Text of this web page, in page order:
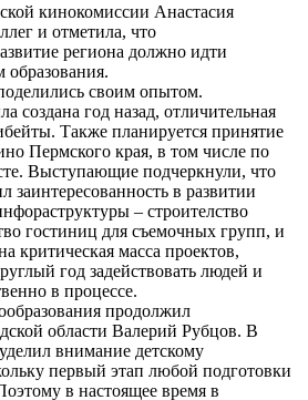
кинокомиссии Анастасия
и отметила, что
региона должно идти
образования.
своим опытом.
создана год назад, отличительная
Также планируется принятие
Пермского края, в том числе по
Выступающие подчеркнули, что
заинтересованность в развитии
– строителство
гостиниц для съемочных групп, и
критическая масса проектов,
год задействовать людей и
в процессе.
продолжил
области Валерий Рубцов. В
внимание детскому
первый этап любой подготовки
в настоящее время в